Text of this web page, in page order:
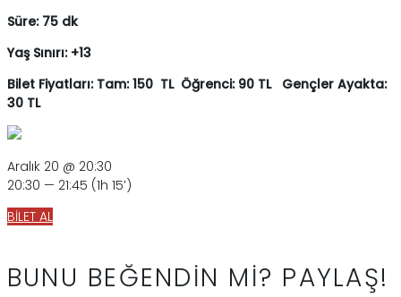
Süre: 75 dk
Yaş Sınırı: +13
Bilet Fiyatları: Tam: 150 TL Öğrenci: 90 TL Gençler Ayakta:
30 TL
Aralık 20 @ 20:30
20:30 — 21:45 (1h 15′)
BİLET AL
BUNU BEĞENDİN Mİ? PAYLAŞ!